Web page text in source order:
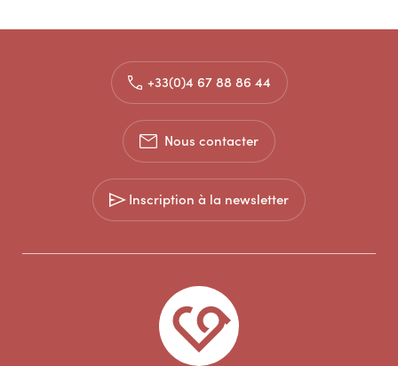
+33(0)4 67 88 86 44
Nous contacter
Inscription à la newsletter